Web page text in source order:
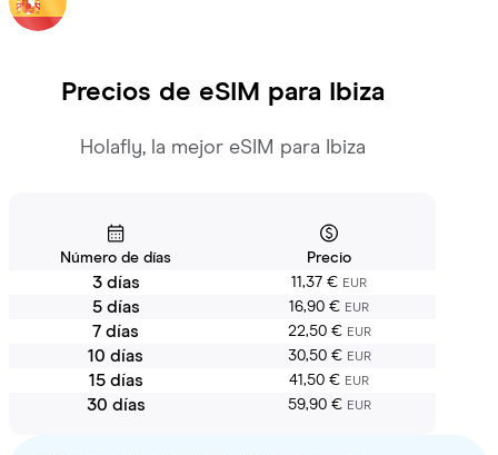
Precios de eSIM para Ibiza
Holafly, la mejor eSIM para Ibiza
Número de días Precio
3 días 11,37 € EUR
5 días 16,90 € EUR
7 días 22,50 € EUR
10 días 30,50 € EUR
15 días 41,50 € EUR
30 días 59,90 € EUR